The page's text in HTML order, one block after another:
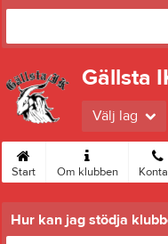
Gällsta
Välj lag
Start Om klubben
Hur kan jag stödja